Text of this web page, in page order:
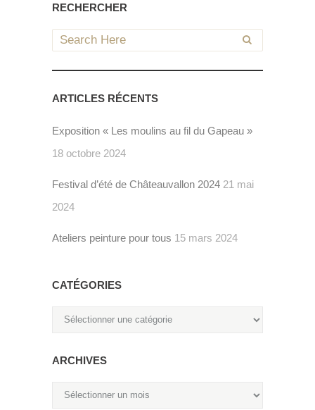
RECHERCHER
ARTICLES RÉCENTS
Exposition « Les moulins au fil du Gapeau »
18 octobre 2024
Festival d’été de Châteauvallon 2024 21 mai
2024
Ateliers peinture pour tous 15 mars 2024
CATÉGORIES
ARCHIVES